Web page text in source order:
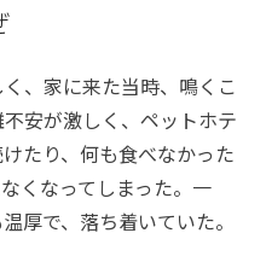
、家に来た当時、鳴くこ
安が激しく、ペットホテ
たり、何も食べなかった
くなってしまった。一
厚で、落ち着いていた。